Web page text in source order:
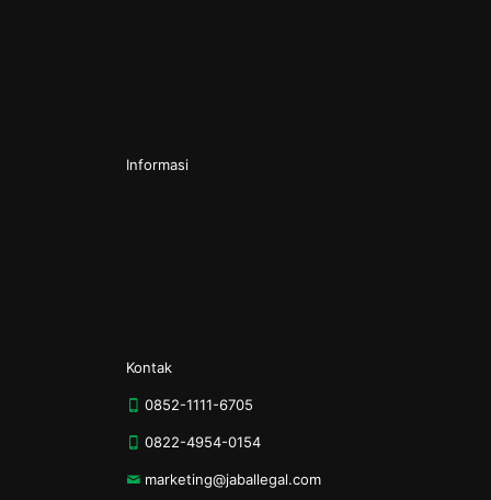
Informasi
Kontak
0852-1111-6705
0822-4954-0154
marketing@jaballegal.com